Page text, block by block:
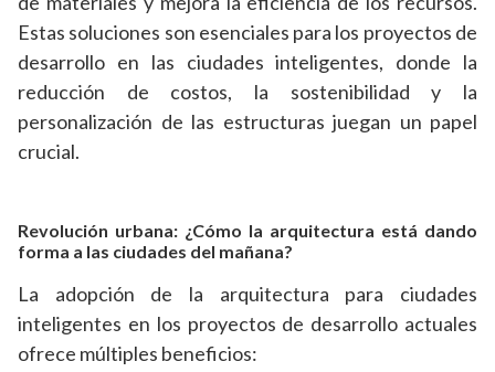
Estas soluciones son esenciales para los proyectos de
desarrollo en las ciudades inteligentes, donde la
reducción de costos, la sostenibilidad y la
personalización de las estructuras juegan un papel
crucial.
Revolución urbana: ¿Cómo la arquitectura está dando
forma a las ciudades del mañana?
La adopción de la arquitectura para ciudades
inteligentes en los proyectos de desarrollo actuales
ofrece múltiples beneficios: